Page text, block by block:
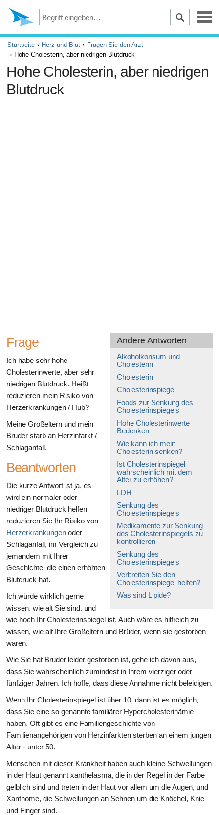
Depression
Augen
Unfälle und Erste Hilfe
Startseite Herz und Blut
Fragen Sie den Arzt
Hohe Cholesterin, aber niedrigen Blutdruck
Hohe Cholesterin, aber niedrigen
Blutdruck
Andere Antworten
Alkoholkonsum und
Cholesterin
Cholesterin
Cholesterinspiegel
Foods zur Senkung des
Cholesterinspiegels
Hohe Cholesterinwerte
Bedenken
Wie kann ich mein
Cholesterin senken?
Ist Cholesterinspiegel
wahrscheinlich mit dem
Alter zu erhöhen?
LDH
Senkung des
Cholesterinspiegels
Medikamente zur Senkung
des Cholesterinspiegels zu
kontrollieren
Senkung des
Cholesterinspiegels
Verbreiten Sie den
Cholesterinspiegel helfen?
Was sind Lipide?
Frage
Ich habe sehr hohe
Cholesterinwerte, aber sehr
niedrigen Blutdruck. Heißt
reduzieren mein Risiko von
Herzerkrankungen / Hub?
Meine Großeltern und mein
Bruder starb an Herzinfarkt /
Schlaganfall.
Beantworten
Die kurze Antwort ist ja, es
wird ein normaler oder
niedriger Blutdruck helfen
reduzieren Sie Ihr Risiko von
Herzerkrankungen oder
Schlaganfall, im Vergleich zu
jemandem mit Ihrer
Geschichte, die einen erhöhten
Blutdruck hat.
Ich würde wirklich gerne
wissen, wie alt Sie sind, und
wie hoch Ihr Cholesterinspiegel ist. Auch wäre es hilfreich zu
wissen, wie alt Ihre Großeltern und Brüder, wenn sie gestorben
waren.
Wie Sie hat Bruder leider gestorben ist, gehe ich davon aus,
dass Sie wahrscheinlich zumindest in Ihrem vierziger oder
fünfziger Jahren. Ich hoffe, dass diese Annahme nicht beleidigen.
Wenn Ihr Cholesterinspiegel ist über 10, dann ist es möglich,
dass Sie eine so genannte familiärer Hypercholesterinämie
haben. Oft gibt es eine Familiengeschichte von
Familienangehörigen von Herzinfarkten sterben an einem jungen
Alter - unter 50.
Menschen mit dieser Krankheit haben auch kleine Schwellungen
in der Haut genannt xanthelasma, die in der Regel in der Farbe
gelblich sind und treten in der Haut vor allem um die Augen, und
Xanthome, die Schwellungen an Sehnen um die Knöchel, Knie
und Finger sind.